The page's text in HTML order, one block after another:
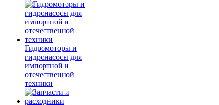
Гидромоторы и
гидронасосы для
импортной и
отечественной
техники